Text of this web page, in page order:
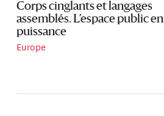
Corps cinglants et langages
assemblés. L’espace public en
puissance
Europe